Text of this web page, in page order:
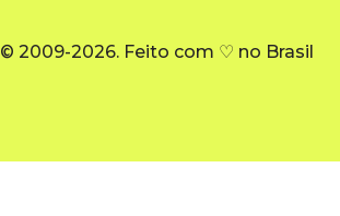
© 2009-2026. Feito com ♡ no Brasil